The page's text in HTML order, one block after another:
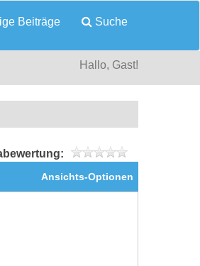
Beiträge Suche
Hallo, Gast!
Ansichts-Optionen